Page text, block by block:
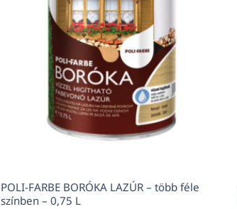
POLI-FARBE BORÓKA LAZÚR – több féle
színben – 0,75 L